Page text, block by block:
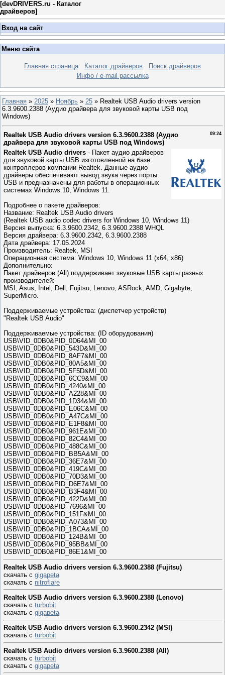
[devDRIVERS.ru - Каталог
драйверов]
Вход на сайт
Меню сайта
Главная страница Каталог драйверов
Поиск драйверов
Инфо / e-mail рассылка
Главная » 2025 » Ноябрь » 25 » Realtek USB Audio drivers version
6.3.9600.2388 (Аудио драйвера для звуковой карты USB под
Windows)
09:24
Realtek USB Audio drivers version 6.3.9600.2388 (Аудио
драйвера для звуковой карты USB под Windows)
Realtek USB Audio drivers - Пакет аудио драйверов
для звуковой карты USB изготовленной на базе
контроллеров компании Realtek. Данные аудио
драйверы обеспечивают вывод звука через порты
USB и предназначены для работы в операционных
системах Windows 10, Windows 11.
Подробнее о пакете драйверов:
Название: Realtek USB Audio drivers
(Realtek USB audio codec drivers for Windows 10, Windows 11)
Версия выпуска: 6.3.9600.2342, 6.3.9600.2388 WHQL
Версия драйвера: 6.3.9600.2342, 6.3.9600.2388
Дата драйвера: 17.05.2024
Производитель: Realtek, MSI
Операционная система: Windows 10, Windows 11 (x64, x86)
Дополнительно:
Пакет драйверов (All) поддерживает звуковые USB карты разных
производителей:
MSI, Asus, Intel, Dell, Fujitsu, Lenovo, ASRock, AMD, Gigabyte,
SuperMicro.
Поддерживаемые устройства: (диспетчер устройств)
"Realtek USB Audio"
Поддерживаемые устройства: (ID оборудования)
USB\VID_0DB0&PID_0D64&MI_00
USB\VID_0DB0&PID_543D&MI_00
USB\VID_0DB0&PID_8AF7&MI_00
USB\VID_0DB0&PID_80A5&MI_00
USB\VID_0DB0&PID_5F5D&MI_00
USB\VID_0DB0&PID_6CC9&MI_00
USB\VID_0DB0&PID_4240&MI_00
USB\VID_0DB0&PID_A228&MI_00
USB\VID_0DB0&PID_1D34&MI_00
USB\VID_0DB0&PID_E06C&MI_00
USB\VID_0DB0&PID_A47C&MI_00
USB\VID_0DB0&PID_E1F8&MI_00
USB\VID_0DB0&PID_961E&MI_00
USB\VID_0DB0&PID_82C4&MI_00
USB\VID_0DB0&PID_488C&MI_00
USB\VID_0DB0&PID_BB5A&MI_00
USB\VID_0DB0&PID_36E7&MI_00
USB\VID_0DB0&PID_419C&MI_00
USB\VID_0DB0&PID_70D3&MI_00
USB\VID_0DB0&PID_D6E7&MI_00
USB\VID_0DB0&PID_B3F4&MI_00
USB\VID_0DB0&PID_422D&MI_00
USB\VID_0DB0&PID_7696&MI_00
USB\VID_0DB0&PID_151F&MI_00
USB\VID_0DB0&PID_A073&MI_00
USB\VID_0DB0&PID_1BCA&MI_00
USB\VID_0DB0&PID_124B&MI_00
USB\VID_0DB0&PID_95BB&MI_00
USB\VID_0DB0&PID_86E1&MI_00
Realtek USB Audio drivers version 6.3.9600.2388 (Fujitsu)
скачать с gigapeta
скачать с nitroflare
Realtek USB Audio drivers version 6.3.9600.2388 (Lenovo)
скачать с turbobit
скачать с gigapeta
Realtek USB Audio drivers version 6.3.9600.2342 (MSI)
скачать с turbobit
Realtek USB Audio drivers version 6.3.9600.2388 (All)
скачать с turbobit
скачать с gigapeta